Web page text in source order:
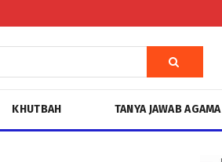
KHUTBAH TANYA JAWAB AGAMA